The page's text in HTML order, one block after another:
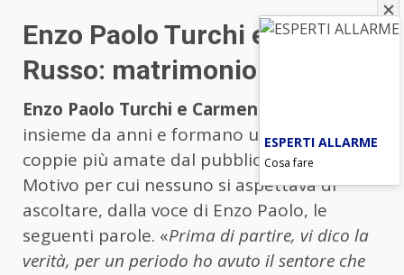
Enzo Paolo Turchi e Carmen
Russo: matrimonio in bilico?
Enzo Paolo Turchi e Carmen Russo
insieme da anni e formano una delle
coppie più amate dal pubblico e solide.
Motivo per cui nessuno si aspettava di
ascoltare, dalla voce di Enzo Paolo, le
seguenti parole. «Prima di partire, vi dico la
verità, per un periodo ho avuto il sentore che
ESPERTI ALLARME
Cosa fare